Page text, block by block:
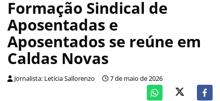
Formação Sindical de
Aposentadas e
Aposentados se reúne em
Caldas Novas
Jornalista: Letícia Sallorenzo 7 de maio de 2026